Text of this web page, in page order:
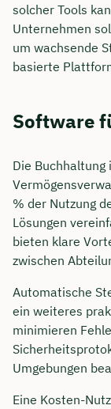
solcher Tools
Unternehmen
um wachsende
basierte
Software
Die
% der Nutzung
Lösungen
bieten klare
zwischen
Automatische
ein weiteres
minimieren
Umgebungen
Eine Kosten-